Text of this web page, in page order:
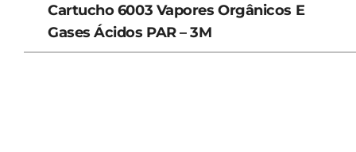
Cartucho 6003 Vapores Orgânicos E
Gases Ácidos PAR – 3M